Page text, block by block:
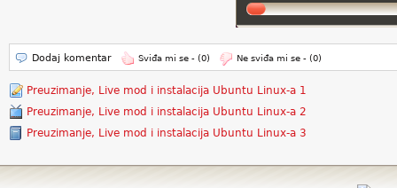
Dodaj komentar Sviđa mi se - (0) Ne sviđa mi se - (0)
Preuzimanje, Live mod i instalacija Ubuntu Linux-a 1
Preuzimanje, Live mod i instalacija Ubuntu Linux-a 2
Preuzimanje, Live mod i instalacija Ubuntu Linux-a 3